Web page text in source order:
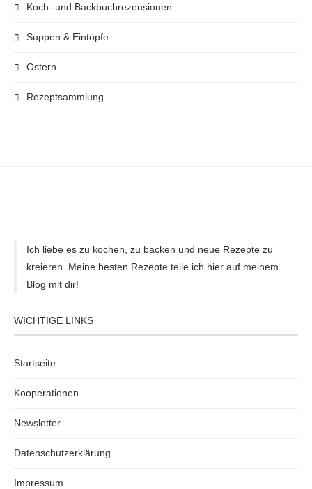
Koch- und Backbuchrezensionen
Suppen & Eintöpfe
Ostern
Rezeptsammlung
Ich liebe es zu kochen, zu backen und neue Rezepte zu
kreieren. Meine besten Rezepte teile ich hier auf meinem
Blog mit dir!
WICHTIGE LINKS
Startseite
Kooperationen
Newsletter
Datenschutzerklärung
Impressum